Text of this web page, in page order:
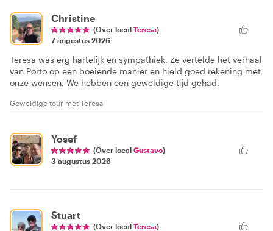
Christine
(Over local Teresa)
7 augustus 2026
Teresa was erg hartelijk en sympathiek. Ze vertelde het verhaal
van Porto op een boeiende manier en hield goed rekening met
onze wensen. We hebben een geweldige tijd gehad.
Geweldige tour met Teresa
Yosef
(Over local Gustavo)
3 augustus 2026
Stuart
(Over local Teresa)